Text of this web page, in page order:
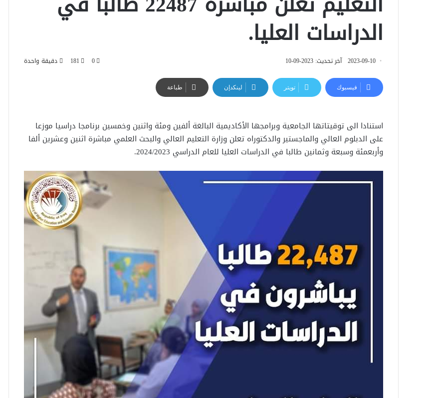
الدراسات العليا.
2023-09-10 آخر تحديث: 2023-09-10 0
181 دقيقة واحدة
فيسبوك تويتر لينكدإن طباعة
استنادا الى توقيتاتها الجامعية وبرامجها الأكاديمية البالغة ألفين ومئة واثنين وخمسين برنامجا دراسيا موزعا
على الدبلوم العالي والماجستير والدكتوراه تعلن وزارة التعليم العالي والبحث العلمي مباشرة اثنين وعشرين ألفا
وأربعمئة وسبعة وثمانين طالبا في الدراسات العليا للعام الدراسي 2024/2023.